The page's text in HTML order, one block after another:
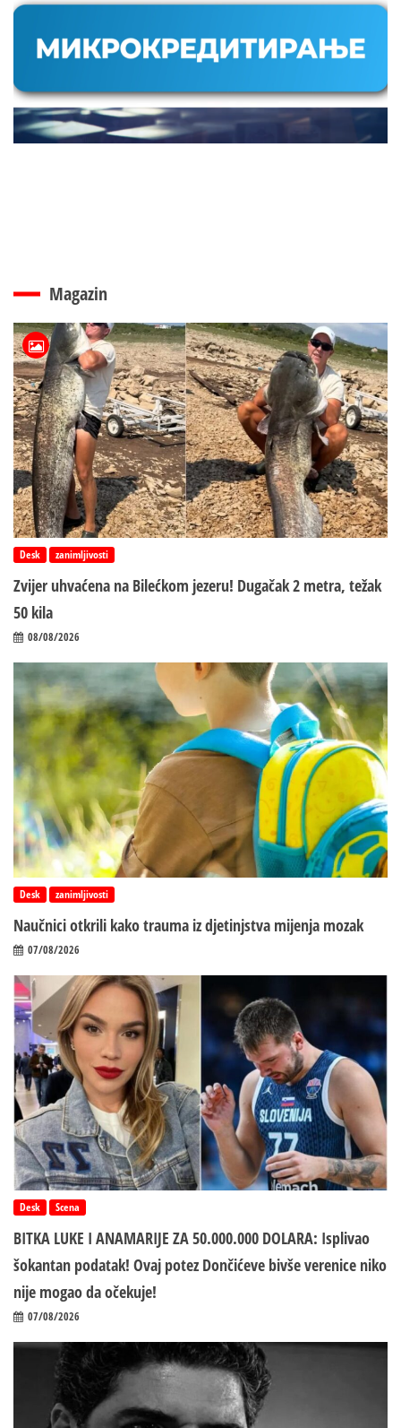
Magazin
Desk zanimljivosti
Zvijer uhvaćena na Bilećkom jezeru! Dugačak 2 metra, težak
50 kila
08/08/2026
Desk zanimljivosti
Naučnici otkrili kako trauma iz d‌jetinjstva mijenja mozak
07/08/2026
Desk Scena
BITKA LUKE I ANAMARIJE ZA 50.000.000 DOLARA: Isplivao
šokantan podatak! Ovaj potez Dončićeve bivše verenice niko
nije mogao da očekuje!
07/08/2026